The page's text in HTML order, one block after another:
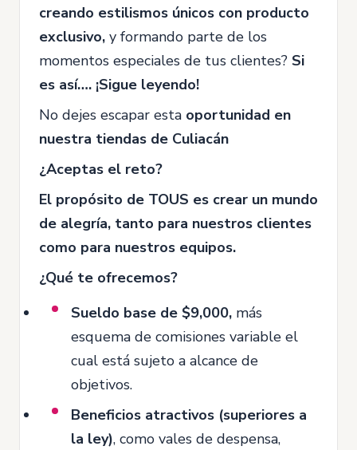
creando estilismos únicos con producto
exclusivo, y formando parte de los
momentos especiales de tus clientes? Si
es así…. ¡Sigue leyendo!
No dejes escapar esta oportunidad en
nuestra tiendas de Culiacán
¿Aceptas el reto?
El propósito de TOUS es crear un mundo
de alegría, tanto para nuestros clientes
como para nuestros equipos.
¿Qué te ofrecemos?
Sueldo base de $9,000, más
esquema de comisiones variable el
cual está sujeto a alcance de
objetivos.
Beneficios atractivos (superiores a
la ley), como vales de despensa,